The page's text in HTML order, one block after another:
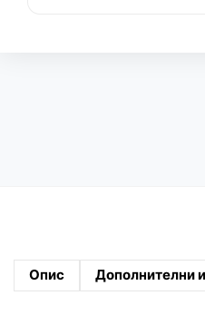
Опис Дополнителни